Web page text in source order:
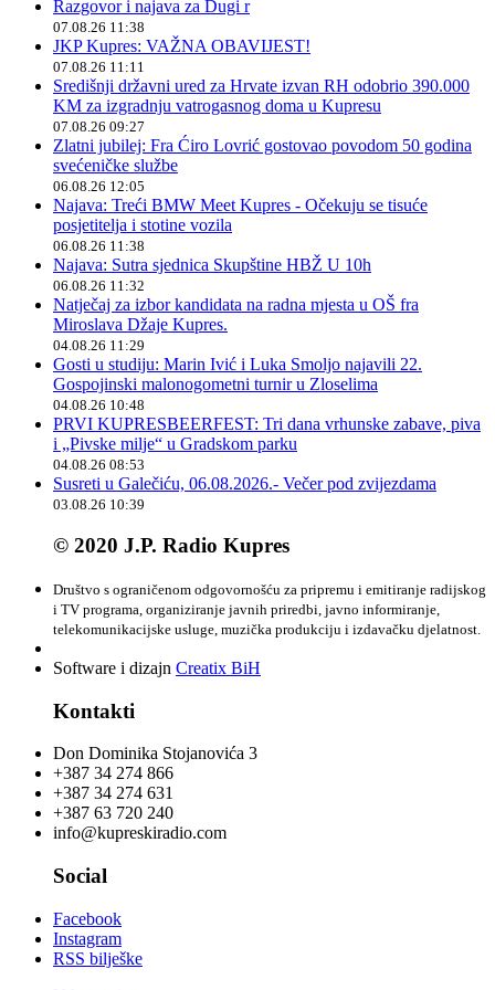
Razgovor i najava za Dugi r
07.08.26 11:38
JKP Kupres: VAŽNA OBAVIJEST!
07.08.26 11:11
Središnji državni ured za Hrvate izvan RH odobrio 390.000
KM za izgradnju vatrogasnog doma u Kupresu
07.08.26 09:27
Zlatni jubilej: Fra Ćiro Lovrić gostovao povodom 50 godina
svećeničke službe
06.08.26 12:05
Najava: Treći BMW Meet Kupres - Očekuju se tisuće
posjetitelja i stotine vozila
06.08.26 11:38
Najava: Sutra sjednica Skupštine HBŽ U 10h
06.08.26 11:32
Natječaj za izbor kandidata na radna mjesta u OŠ fra
Miroslava Džaje Kupres.
04.08.26 11:29
Gosti u studiju: Marin Ivić i Luka Smoljo najavili 22.
Gospojinski malonogometni turnir u Zloselima
04.08.26 10:48
PRVI KUPRESBEERFEST: Tri dana vrhunske zabave, piva
i „Pivske milje“ u Gradskom parku
04.08.26 08:53
Susreti u Galečiću, 06.08.2026.- Večer pod zvijezdama
03.08.26 10:39
© 2020 J.P. Radio Kupres
Društvo s ograničenom odgovornošću za pripremu i emitiranje radijskog
i TV programa, organiziranje javnih priredbi, javno informiranje,
telekomunikacijske usluge, muzička produkciju i izdavačku djelatnost.
Software i dizajn Creatix BiH
Kontakti
Don Dominika Stojanovića 3
+387 34 274 866
+387 34 274 631
+387 63 720 240
info@kupreskiradio.com
Social
Facebook
Instagram
RSS bilješke